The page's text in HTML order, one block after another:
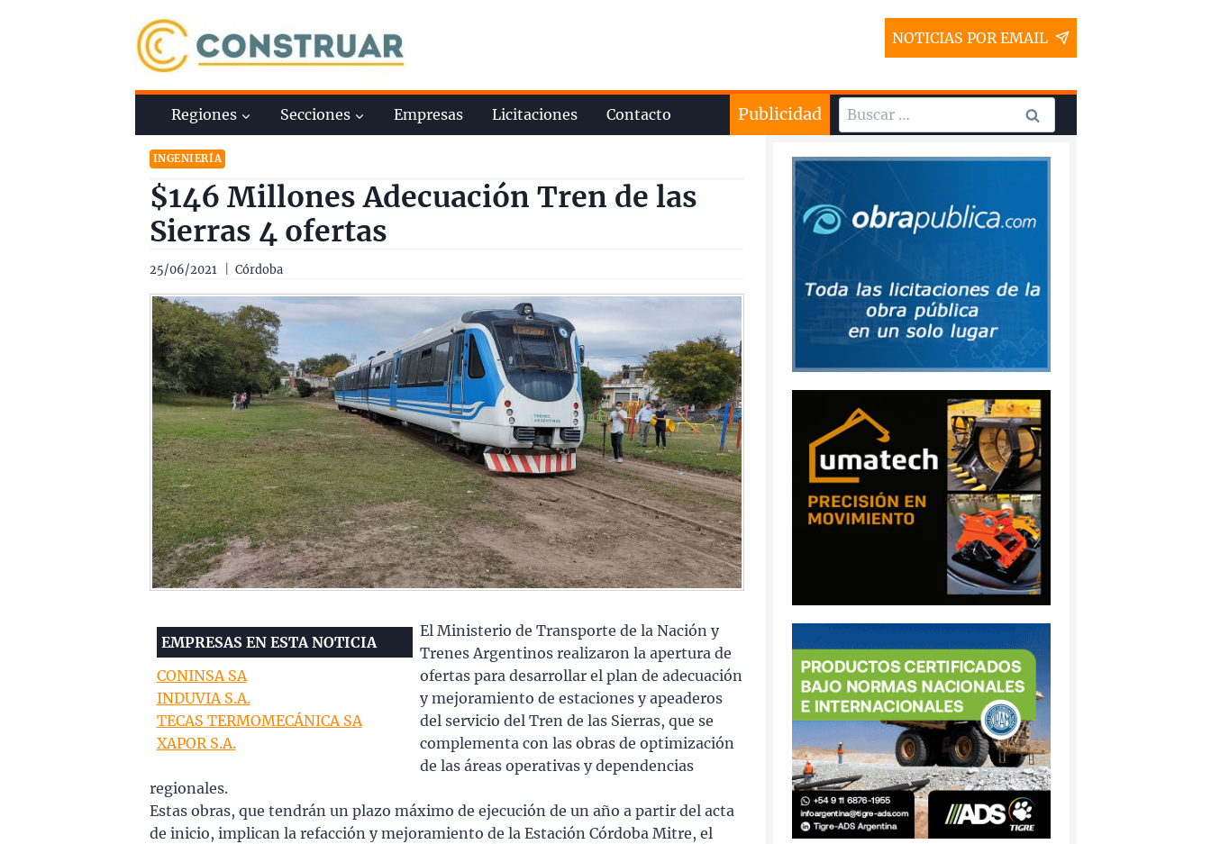
NOTICIAS POR EMAIL
Regiones Secciones Empresas Licitaciones Contacto Publicidad Buscar:
INGENIERÍA
$146 Millones Adecuación Tren de las
Sierras 4 ofertas
25/06/2021 Córdoba
EMPRESAS EN ESTA NOTICIA
CONINSA SA
INDUVIA S.A.
TECAS TERMOMECÁNICA SA
XAPOR S.A.
El Ministerio de Transporte de la Nación y
Trenes Argentinos realizaron la apertura de
ofertas para desarrollar el plan de adecuación
y mejoramiento de estaciones y apeaderos
del servicio del Tren de las Sierras, que se
complementa con las obras de optimización
de las áreas operativas y dependencias
regionales.
Estas obras, que tendrán un plazo máximo de ejecución de un año a partir del acta
de inicio, implican la refacción y mejoramiento de la Estación Córdoba Mitre, el